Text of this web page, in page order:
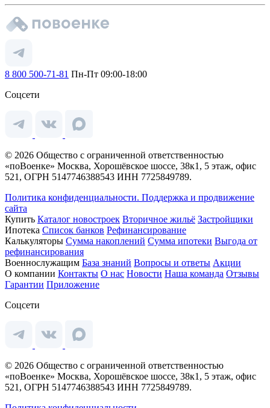
8 800 500-71-81 Пн-Пт 09:00-18:00
Соцсети
© 2026 Общество с ограниченной ответственностью
«поВоенке» Москва, Хорошёвское шоссе, 38к1, 5 этаж, офис
521, ОГРН 5147746388543 ИНН 7725849789.
Политика конфиденциальности. Поддержка и продвижение
сайта
Купить Каталог новостроек Вторичное жильё Застройщики
Ипотека Список банков Рефинансирование
Калькуляторы Сумма накоплений Сумма ипотеки Выгода от
рефинансирования
Военнослужащим База знаний Вопросы и ответы Акции
О компании Контакты О нас Новости Наша команда Отзывы
Гарантии Приложение
Соцсети
© 2026 Общество с ограниченной ответственностью
«поВоенке» Москва, Хорошёвское шоссе, 38к1, 5 этаж, офис
521, ОГРН 5147746388543 ИНН 7725849789.